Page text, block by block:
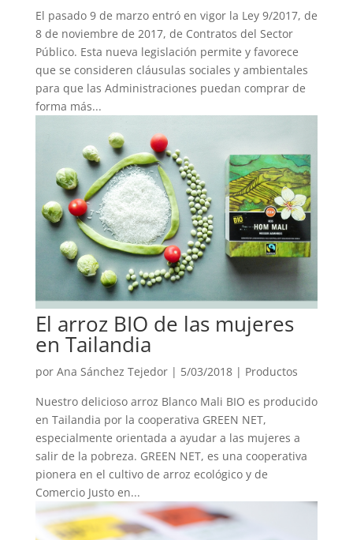
El pasado 9 de marzo entró en vigor la Ley 9/2017, de
8 de noviembre de 2017, de Contratos del Sector
Público. Esta nueva legislación permite y favorece
que se consideren cláusulas sociales y ambientales
para que las Administraciones puedan comprar de
forma más...
El arroz BIO de las mujeres
en Tailandia
por Ana Sánchez Tejedor| 5/03/2018 | Productos
Nuestro delicioso arroz Blanco Mali BIO es producido
en Tailandia por la cooperativa GREEN NET,
especialmente orientada a ayudar a las mujeres a
salir de la pobreza. GREEN NET, es una cooperativa
pionera en el cultivo de arroz ecológico y de
Comercio Justo en...